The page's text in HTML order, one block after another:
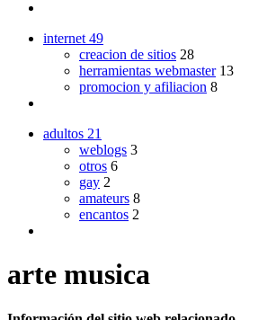
internet 49
creacion de sitios 28
herramientas webmaster 13
promocion y afiliacion 8
adultos 21
weblogs 3
otros 6
gay 2
amateurs 8
encantos 2
arte musica